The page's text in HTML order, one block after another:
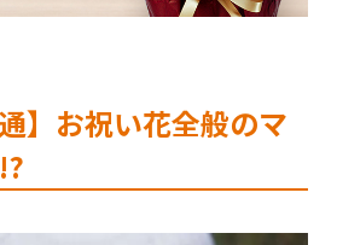
】お祝い花全般のマ